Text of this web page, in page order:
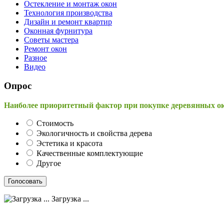
Остекление и монтаж окон
Технология производства
Дизайн и ремонт квартир
Оконная фурнитура
Советы мастера
Ремонт окон
Разное
Видео
Опрос
Наиболее приоритетный фактор при покупке деревянных
Стоимость
Экологичность и свойства дерева
Эстетика и красота
Качественные комплектующие
Другое
Загрузка ...